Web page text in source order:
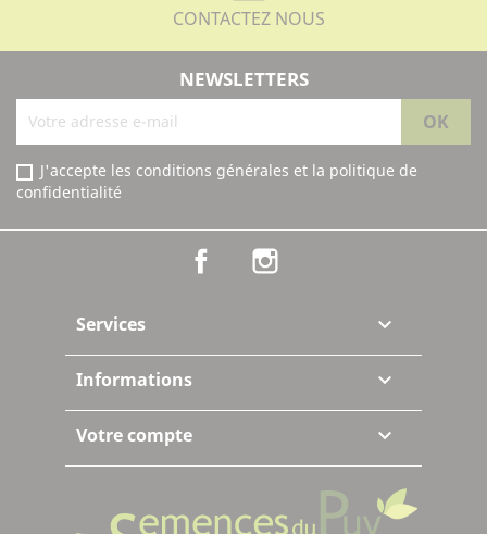
CONTACTEZ NOUS
NEWSLETTERS
J'accepte les conditions générales et la politique de
confidentialité
Facebook
Services 
Informations 
Votre compte 